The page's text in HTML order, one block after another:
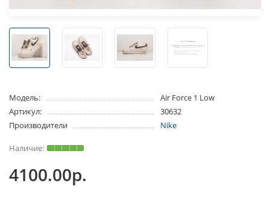
Модель:
Air Force 1 Low
Артикул:
30632
Производители
Nike
4100.00р.